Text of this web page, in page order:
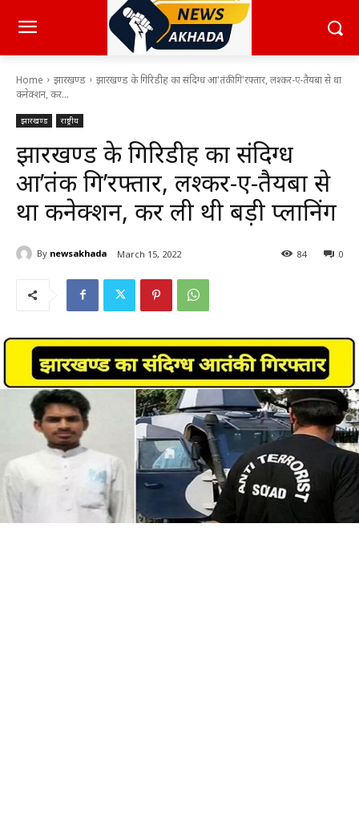
Home झारखण्ड
झारखण्ड के गिरिडीह का संदिग्ध आ'तंकी गि'रफ्तार, लश्कर-ए-तैयबा से था
कनेक्शन, कर...
झारखण्ड राष्ट्रीय
झारखण्ड के गिरिडीह का संदिग्ध
आ’तंकी गि’रफ्तार, लश्कर-ए-तैयबा से
था कनेक्शन, कर ली थी बड़ी प्लानिंग
By newsakhada March 15, 2022 0
84